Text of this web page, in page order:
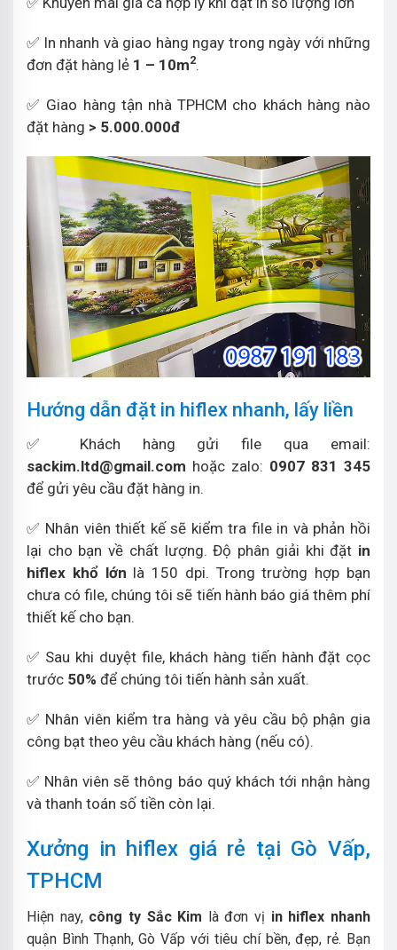
✅ In nhanh và giao hàng ngay trong ngày với những
đơn đặt hàng lẻ 1 – 10m2.
✅ Giao hàng tận nhà TPHCM cho khách hàng nào
đặt hàng > 5.000.000đ
Hướng dẫn đặt in hiflex nhanh, lấy liền
✅ Khách hàng gửi file qua email:
sackim.ltd@gmail.com hoặc zalo: 0907 831 345
để gửi yêu cầu đặt hàng in.
✅ Nhân viên thiết kế sẽ kiểm tra file in và phản hồi
lại cho bạn về chất lượng. Độ phân giải khi đặt in
hiflex khổ lớn là 150 dpi. Trong trường hợp bạn
chưa có file, chúng tôi sẽ tiến hành báo giá thêm phí
thiết kế cho bạn.
✅ Sau khi duyệt file, khách hàng tiến hành đặt cọc
trước 50% để chúng tôi tiến hành sản xuất.
✅ Nhân viên kiểm tra hàng và yêu cầu bộ phận gia
công bạt theo yêu cầu khách hàng (nếu có).
✅ Nhân viên sẽ thông báo quý khách tới nhận hàng
và thanh toán số tiền còn lại.
Xưởng in hiflex giá rẻ tại Gò Vấp,
TPHCM
Hiện nay, công ty Sắc Kim là đơn vị in hiflex nhanh
quận Bình Thạnh, Gò Vấp với tiêu chí bền, đẹp, rẻ. Bạn